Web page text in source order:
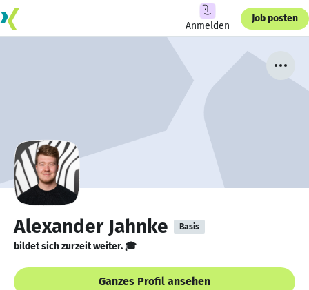
Anmelden
Job posten
Alexander Jahnke Basis
bildet sich zurzeit weiter. 🎓
Ganzes Profil ansehen